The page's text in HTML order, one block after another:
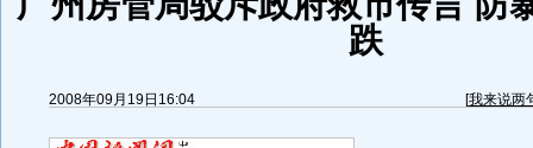
跌
2008年09月19日16:04 [我来说两